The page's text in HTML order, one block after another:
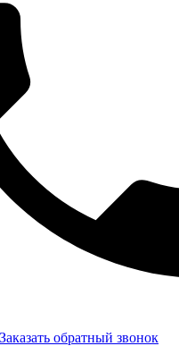
Заказать обратный звонок